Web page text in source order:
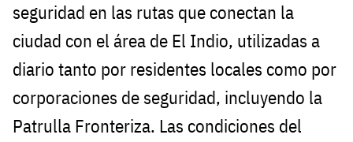
seguridad en las rutas que conectan la
ciudad con el área de El Indio, utilizadas a
diario tanto por residentes locales como por
corporaciones de seguridad, incluyendo la
Patrulla Fronteriza. Las condiciones del